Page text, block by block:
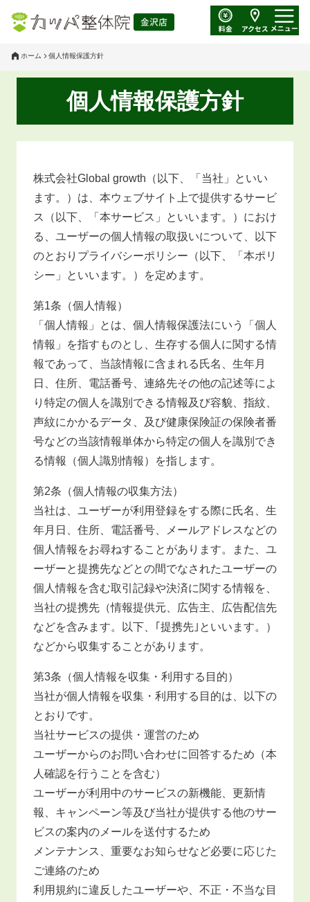
ホーム 個人情報保護方針
個人情報保護方針
株式会社Global growth（以下、「当社」といい
ます。）は、本ウェブサイト上で提供するサービ
ス（以下、「本サービス」といいます。）におけ
る、ユーザーの個人情報の取扱いについて、以下
のとおりプライバシーポリシー（以下、「本ポリ
シー」といいます。）を定めます。
第1条（個人情報）
「個人情報」とは、個人情報保護法にいう「個人
情報」を指すものとし、生存する個人に関する情
報であって、当該情報に含まれる氏名、生年月
日、住所、電話番号、連絡先その他の記述等によ
り特定の個人を識別できる情報及び容貌、指紋、
声紋にかかるデータ、及び健康保険証の保険者番
号などの当該情報単体から特定の個人を識別でき
る情報（個人識別情報）を指します。
第2条（個人情報の収集方法）
当社は、ユーザーが利用登録をする際に氏名、生
年月日、住所、電話番号、メールアドレスなどの
個人情報をお尋ねすることがあります。また、ユ
ーザーと提携先などとの間でなされたユーザーの
個人情報を含む取引記録や決済に関する情報を、
当社の提携先（情報提供元、広告主、広告配信先
などを含みます。以下、｢提携先｣といいます。）
などから収集することがあります。
第3条（個人情報を収集・利用する目的）
当社が個人情報を収集・利用する目的は、以下の
とおりです。
当社サービスの提供・運営のため
ユーザーからのお問い合わせに回答するため（本
人確認を行うことを含む）
ユーザーが利用中のサービスの新機能、更新情
報、キャンペーン等及び当社が提供する他のサー
ビスの案内のメールを送付するため
メンテナンス、重要なお知らせなど必要に応じた
ご連絡のため
利用規約に違反したユーザーや、不正・不当な目